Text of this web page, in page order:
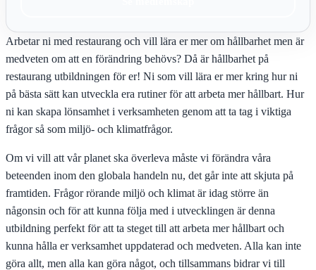
Arbetar ni med restaurang och vill lära er mer om hållbarhet men är
medveten om att en förändring behövs? Då är hållbarhet på
restaurang utbildningen för er! Ni som vill lära er mer kring hur ni
på bästa sätt kan utveckla era rutiner för att arbeta mer hållbart. Hur
ni kan skapa lönsamhet i verksamheten genom att ta tag i viktiga
frågor så som miljö- och klimatfrågor.
Om vi vill att vår planet ska överleva måste vi förändra våra
beteenden inom den globala handeln nu, det går inte att skjuta på
framtiden. Frågor rörande miljö och klimat är idag större än
någonsin och för att kunna följa med i utvecklingen är denna
utbildning perfekt för att ta steget till att arbeta mer hållbart och
kunna hålla er verksamhet uppdaterad och medveten. Alla kan inte
göra allt, men alla kan göra något, och tillsammans bidrar vi till